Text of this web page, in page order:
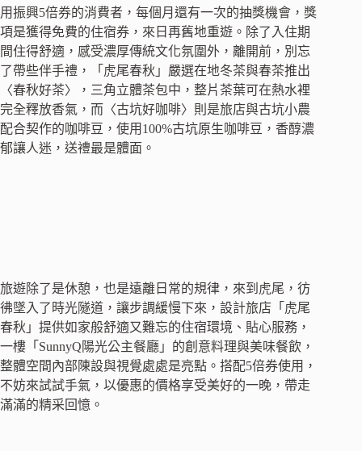
用振興5倍券的消費者，每個月還有一次的抽獎機會，獎
項是獲得免費的住宿券，來日再舊地重遊。除了入住期
間住得舒適，感受濃厚傳統文化氛圍外，離開前，別忘
了帶些伴手禮，「虎尾春秋」嚴選在地冬茶與春茶推出
〈春秋好茶〉，三角立體茶包中，整片茶葉可在熱水裡
完全釋放香氣，而〈古坑好咖啡〉則是旅店與古坑小農
配合契作的咖啡豆，使用100%古坑原生咖啡豆，香醇濃
郁讓人迷，送禮最是體面。
旅遊除了是休憩，也是遠離日常的規律，來到虎尾，彷
彿墜入了時光隧道，讓步調緩慢下來，設計旅店「虎尾
春秋」提供如家般舒適又難忘的住宿環境、貼心服務，
一樓「SunnyQ陽光公主餐廳」的創意料理與美味餐飲，
整體空間內部陳設與視覺處處是亮點。搭配5倍券使用，
不妨來試試手氣，以優惠的價格享受美好的一晚，帶走
滿滿的精采回憶。